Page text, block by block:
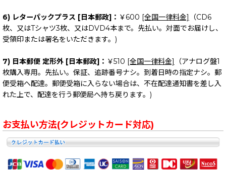
6) レターパックプラス [日本郵政]： ￥600 [全国一律料金]
（CD6
枚、又はTシャツ3枚、又はDVD4本まで。先払い。対面でお届けし、
受領印または署名をいただきます。)
7) 日本郵便 定形外 [日本郵政]： ￥510 [全国一律料金]
（アナログ盤1
枚購入専用。先払い。保証、追跡番号ナシ。到着日時の指定ナシ。郵
便受箱へ配達。郵便受箱に入らない場合は、不在配達通知書を差し入
れた上で、配達を行う郵便局へ持ち戻ります。)
お支払い方法(クレジットカード対応)